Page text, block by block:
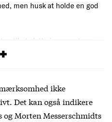
men husk at holde en god
til at slette kommentarer,
ikke
Det kan også indikere
Morten Messerschmidts